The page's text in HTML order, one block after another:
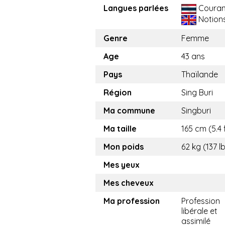
Langues parlées
Genre
Femme
Age
43 ans
Pays
Thaïlande
Région
Sing Buri
Ma commune
Singburi
Ma taille
165 cm (5.4
Mon poids
62 kg (137
Mes yeux
Mes cheveux
Ma profession
Profession
libérale et
assimilé